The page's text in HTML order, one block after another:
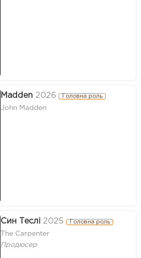
Madden 2026 Головна роль
John Madden
Син Теслі 2025 Головна роль
The Carpenter
Продюсер